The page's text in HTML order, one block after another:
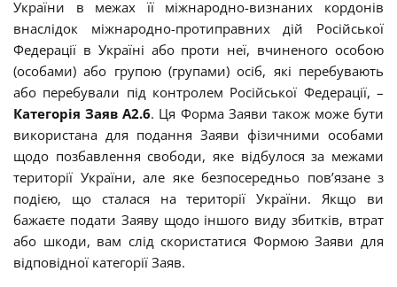
України в межах її міжнародно-визнаних кордонів
внаслідок міжнародно-протиправних дій Російської
Федерації в Україні або проти неї, вчиненого особою
(особами) або групою (групами) осіб, які перебувають
або перебували під контролем Російської Федерації, –
Категорія Заяв А2.6. Ця Форма Заяви також може бути
використана для подання Заяви фізичними особами
щодо позбавлення свободи, яке відбулося за межами
території України, але яке безпосередньо пов’язане з
подією, що сталася на території України. Якщо ви
бажаєте подати Заяву щодо іншого виду збитків, втрат
або шкоди, вам слід скористатися Формою Заяви для
відповідної категорії Заяв.